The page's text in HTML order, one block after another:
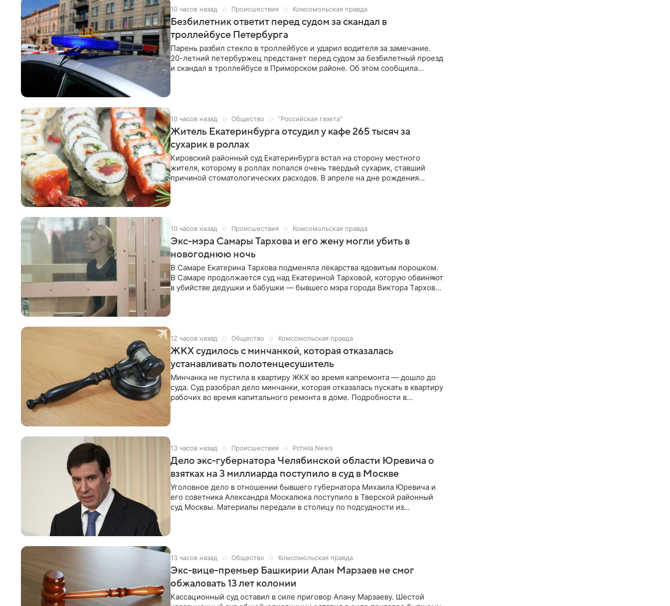
10 часов назад Происшествия Комсомольская правда
Безбилетник ответит перед судом за скандал в
троллейбусе Петербурга
Парень разбил стекло в троллейбусе и ударил водителя за замечание.
20-летний петербуржец предстанет перед судом за безбилетный проезд
и скандал в троллейбусе в Приморском районе. Об этом сообщила
10 часов назад Общество "Российская газета"
Житель Екатеринбурга отсудил у кафе 265 тысяч за
сухарик в роллах
Кировский районный суд Екатеринбурга встал на сторону местного
жителя, которому в роллах попался очень твердый сухарик, ставший
причиной стоматологических расходов. В апреле на дне рождения
10 часов назад Происшествия Комсомольская правда
Экс-мэра Самары Тархова и его жену могли убить в
новогоднюю ночь
В Самаре Екатерина Тархова подменяла лекарства ядовитым порошком.
В Самаре продолжается суд над Екатериной Тарховой, которую обвиняют
в убийстве дедушки и бабушки — бывшего мэра города Виктора Тархова
12 часов назад Общество Комсомольская правда
ЖКХ судилось с минчанкой, которая отказалась
устанавливать полотенцесушитель
Минчанка не пустила в квартиру ЖКХ во время капремонта — дошло до
суда. Суд разобрал дело минчанки, которая отказалась пускать в квартиру
рабочих во время капитального ремонта в доме. Подробности в
13 часов назад Происшествия Pchela.News
Дело экс-губернатора Челябинской области Юревича о
взятках на 3 миллиарда поступило в суд в Москве
Уголовное дело в отношении бывшего губернатора Михаила Юревича и
его советника Александра Москалюка поступило в Тверской районный
суд Москвы. Материалы передали в столицу по подсудности из
13 часов назад Общество Комсомольская правда
Экс-вице-премьер Башкирии Алан Марзаев не смог
обжаловать 13 лет колонии
Кассационный суд оставил в силе приговор Алану Марзаеву. Шестой